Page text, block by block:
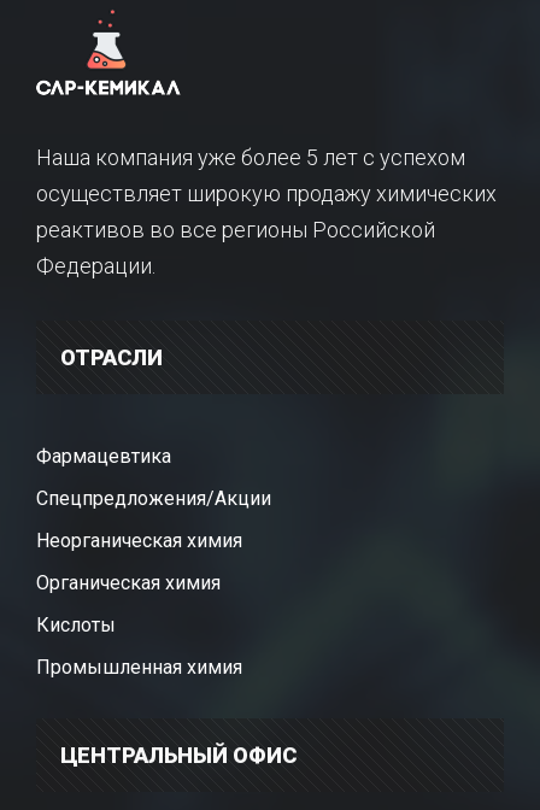
Наша компания уже более 5 лет с успехом
осуществляет широкую продажу химических
реактивов во все регионы Российской
Федерации.
ОТРАСЛИ
Фармацевтика
Спецпредложения/Акции
Неорганическая химия
Органическая химия
Кислоты
Промышленная химия
ЦЕНТРАЛЬНЫЙ ОФИС